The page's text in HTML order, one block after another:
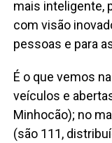
mais inteligente,
com visão
pessoas e para
É o que vemos
veículos e
Minhocão); no
(são 111,